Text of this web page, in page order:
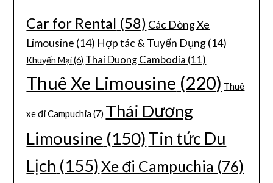
Car for Rental (58) Các Dòng Xe
Limousine (14) Hợp tác & Tuyển Dụng(14)
Khuyến Mại(6) Thai Duong Cambodia (11)
Thuê Xe Limousine (220) Thuê
xe đi Campuchia(7) Thái Dương
Limousine (150)Tin tức Du
Lịch (155)Xe đi Campuchia (76)